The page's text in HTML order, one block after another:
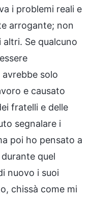
i problemi reali e
arrogante; non
Se qualcuno
solo
e causato
fratelli e delle
segnalare i
poi ho pensato a
quel
nuovo i suoi
chissà come mi